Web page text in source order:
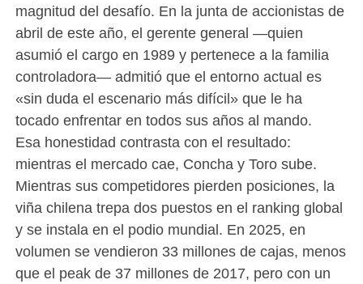
magnitud del desafío. En la junta de accionistas de
abril de este año, el gerente general —quien
asumió el cargo en 1989 y pertenece a la familia
controladora— admitió que el entorno actual es
«sin duda el escenario más difícil» que le ha
tocado enfrentar en todos sus años al mando.
Esa honestidad contrasta con el resultado:
mientras el mercado cae, Concha y Toro sube.
Mientras sus competidores pierden posiciones, la
viña chilena trepa dos puestos en el ranking global
y se instala en el podio mundial. En 2025, en
volumen se vendieron 33 millones de cajas, menos
que el peak de 37 millones de 2017, pero con un